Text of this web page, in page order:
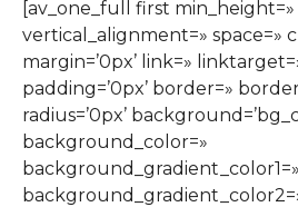
[av_one_full first min_height=»
vertical_alignment=» space=»
margin=’0px’ link=»
padding=’0px’ border=»
radius=’0px’
background_color=»
background_gradient_color1=»